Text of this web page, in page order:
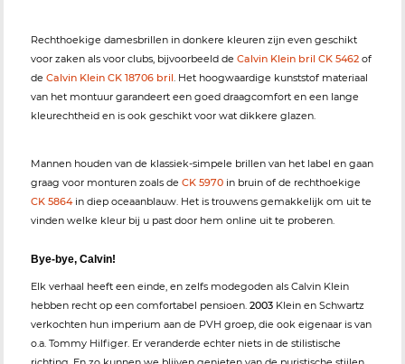
Rechthoekige damesbrillen in donkere kleuren zijn even geschikt
voor zaken als voor clubs, bijvoorbeeld de Calvin Klein bril CK 5462 of
de Calvin Klein CK 18706 bril. Het hoogwaardige kunststof materiaal
van het montuur garandeert een goed draagcomfort en een lange
kleurechtheid en is ook geschikt voor wat dikkere glazen.
Mannen houden van de klassiek-simpele brillen van het label en gaan
graag voor monturen zoals de CK 5970 in bruin of de rechthoekige
CK 5864in diep oceaanblauw. Het is trouwens gemakkelijk om uit te
vinden welke kleur bij u past door hem online uit te proberen.
Bye-bye, Calvin!
Elk verhaal heeft een einde, en zelfs modegoden als Calvin Klein
hebben recht op een comfortabel pensioen. 2003 Klein en Schwartz
verkochten hun imperium aan de PVH groep, die ook eigenaar is van
o.a. Tommy Hilfiger. Er veranderde echter niets in de stilistische